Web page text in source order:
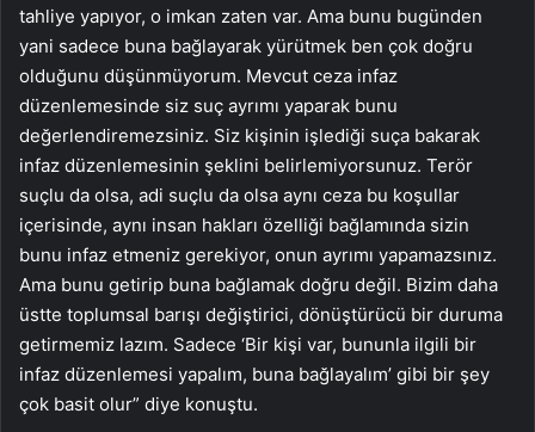
tahliye yapıyor, o imkan zaten var. Ama bunu bugünden
yani sadece buna bağlayarak yürütmek ben çok doğru
olduğunu düşünmüyorum. Mevcut ceza infaz
düzenlemesinde siz suç ayrımı yaparak bunu
değerlendiremezsiniz. Siz kişinin işlediği suça bakarak
infaz düzenlemesinin şeklini belirlemiyorsunuz. Terör
suçlu da olsa, adi suçlu da olsa aynı ceza bu koşullar
içerisinde, aynı insan hakları özelliği bağlamında sizin
bunu infaz etmeniz gerekiyor, onun ayrımı yapamazsınız.
Ama bunu getirip buna bağlamak doğru değil. Bizim daha
üstte toplumsal barışı değiştirici, dönüştürücü bir duruma
getirmemiz lazım. Sadece ‘Bir kişi var, bununla ilgili bir
infaz düzenlemesi yapalım, buna bağlayalım’ gibi bir şey
çok basit olur” diye konuştu.